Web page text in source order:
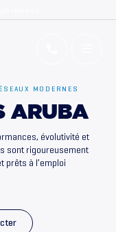
MODERNES
ARUBA
évolutivité et
sont rigoureusement
prêts à l’emploi